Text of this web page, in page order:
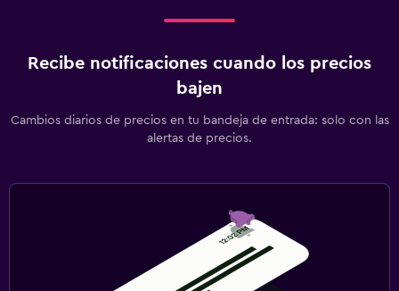
Recibe notificaciones cuando los precios
bajen
Cambios diarios de precios en tu bandeja de entrada: solo con las
alertas de precios.